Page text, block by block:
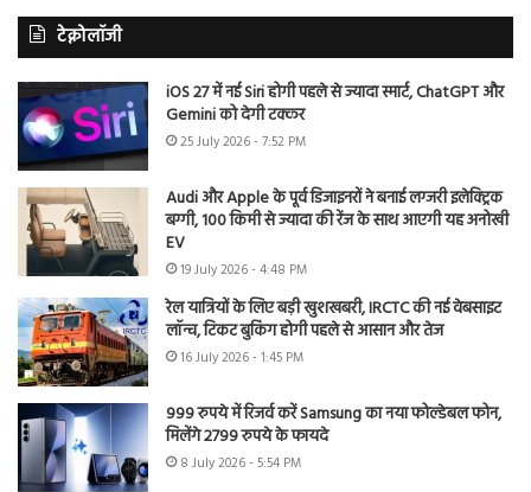
टेक्नोलॉजी
iOS 27 में नई Siri होगी पहले से ज्यादा स्मार्ट, ChatGPT और
Gemini को देगी टक्कर
25 July 2026 - 7:52 PM
Audi और Apple के पूर्व डिजाइनरों ने बनाई लग्जरी इलेक्ट्रिक
बग्गी, 100 किमी से ज्यादा की रेंज के साथ आएगी यह अनोखी
EV
19 July 2026 - 4:48 PM
रेल यात्रियों के लिए बड़ी खुशखबरी, IRCTC की नई वेबसाइट
लॉन्च, टिकट बुकिंग होगी पहले से आसान और तेज
16 July 2026 - 1:45 PM
999 रुपये में रिजर्व करें Samsung का नया फोल्डेबल फोन,
मिलेंगे 2799 रुपये के फायदे
8 July 2026 - 5:54 PM